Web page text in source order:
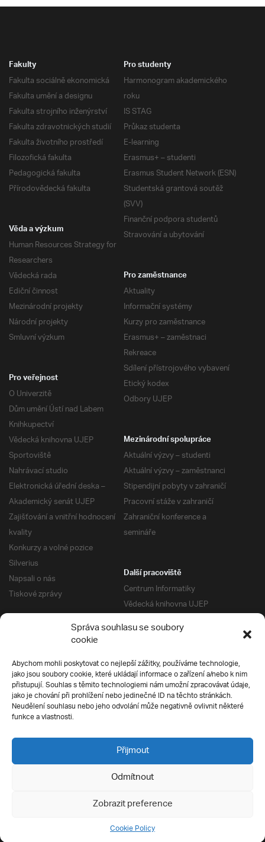
Správa souhlasu se soubory
cookie
Abychom mohli poskytovat co nejlepší zážitky, používáme technologie,
jako jsou soubory cookie, které ukládají informace o zařízení a/nebo k nim
přistupují. Souhlas s těmito technologiemi nám umožní zpracovávat údaje,
jako je chování při prohlížení nebo jedinečné ID na těchto stránkách.
Neudělení souhlasu nebo jeho odvolání může negativně ovlivnit některé
funkce a vlastnosti.
Přijmout
Odmítnout
Zobrazit preference
Cookie Policy
Fakulty
Fakulta sociálně ekonomická
Fakulta umění a designu
Fakulta strojního inženýrství
Fakulta zdravotnických studií
Fakulta životního prostředí
Filozofická fakulta
Pedagogická fakulta
Přírodovědecká fakulta
Pro studenty
Harmonogram akademického
roku
IS STAG
Průkaz studenta
E-learning
Erasmus+ – studenti
Erasmus Student Network (ESN)
Studentská grantová soutěž
(SVV)
Finanční podpora studentů
Stravování a ubytování
Věda a výzkum
Human Resources Strategy for
Researchers
Vědecká rada
Ediční činnost
Mezinárodní projekty
Národní projekty
Smluvní výzkum
Pro zaměstnance
Aktuality
Informační systémy
Kurzy pro zaměstnance
Erasmus+ – zaměstnaci
Rekreace
Sdílení přístrojového vybavení
Etický kodex
Odbory UJEP
Pro veřejnost
O Univerzitě
Dům umění Ústí nad Labem
Knihkupectví
Vědecká knihovna UJEP
Sportoviště
Nahrávací studio
Elektronická úřední deska –
Akademický senát UJEP
Zajišťování a vnitřní hodnocení
kvality
Konkurzy a volné pozice
Silverius
Napsali o nás
Tiskové zprávy
Mezinárodní spolupráce
Aktuální výzvy – studenti
Aktuální výzvy – zaměstnanci
Stipendijní pobyty v zahraničí
Pracovní stáže v zahraničí
Zahraniční konference a
semináře
Další pracoviště
Centrum Informatiky
Vědecká knihovna UJEP
Správa kolejí a menz
Univerzitní centrum podpory
Silverius
Pro uchazeče
Přijímací řízení
E-prihlaska
Přípravné kurzy
Ochrana soukromí
Všechna práva vyhrazena